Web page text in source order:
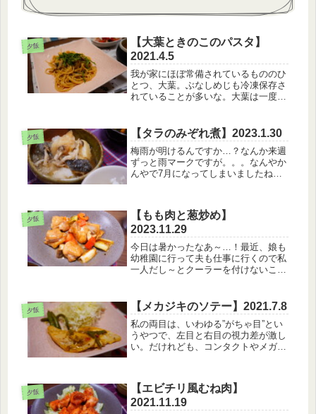
夕飯
【大葉ときのこのパスタ】
2021.4.5
我が家にほぼ常備されているもののひ
とつ、大葉。ぶなしめじも冷凍保存さ
れていることが多いな。大葉は一度水
す。【4月5日のメニュー】・大葉とき
のこのパスタ・オニオンスープ・サラ
ダ...
夕飯 【タラのみぞれ煮】2023.1.30
梅雨が明けるんですか…？なんか来週
ずっと雨マークですが。。。なんやか
んやで7月になってしまいましたね、
れ煮・油揚げとなめこのお味噌汁タラ
も最近は食べていないな～。魚が高騰
し...
夕飯
【もも肉と葱炒め】
2023.11.29
今日は暑かったなあ～…！最近、娘も
幼稚園に行って夫も仕事に行くので私
一人だし～とクーラーを付けないこと
ー】・白米・わかめサラダ・もも肉と
葱炒め・卵スープ葱は自宅をもった...
夕飯 【メカジキのソテー】2021.7.8
私の両目は、いわゆる”がちゃ目”とい
うやつで、左目と右目の視力差が激し
い。だけれども、コンタクトやメガネ
生活をしているんだけど、今日一日、
やけにめまい？なような感覚。。。
こ...
夕飯
【エビチリ風むね肉】
2021.11.19